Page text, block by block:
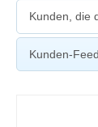
Kunden, die
Kunden-